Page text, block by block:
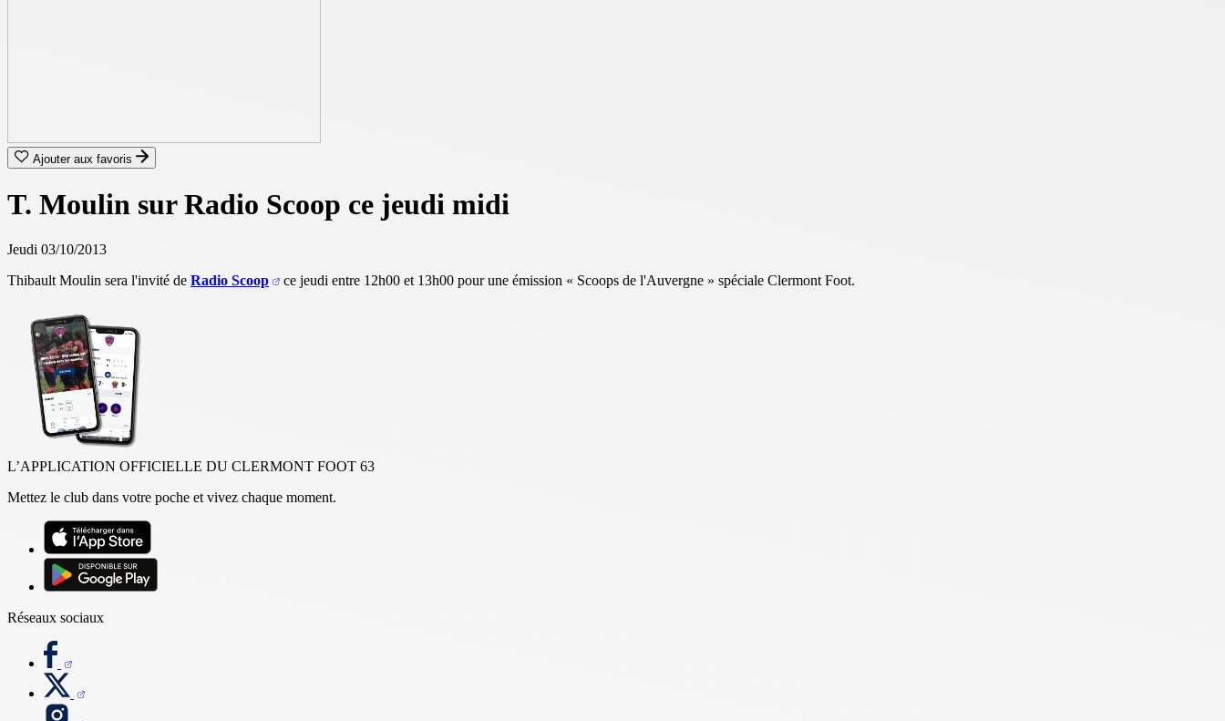
Ajouter aux favoris
T. Moulin sur Radio Scoop ce jeudi midi
Jeudi 03/10/2013
Thibault Moulin sera l'invité de Radio Scoop ce jeudi entre 12h00 et 13h00 pour une émission « Scoops de l'Auvergne » spéciale Clermont Foot.
L’APPLICATION OFFICIELLE DU CLERMONT FOOT 63
Mettez le club dans votre poche et vivez chaque moment.
Réseaux sociaux